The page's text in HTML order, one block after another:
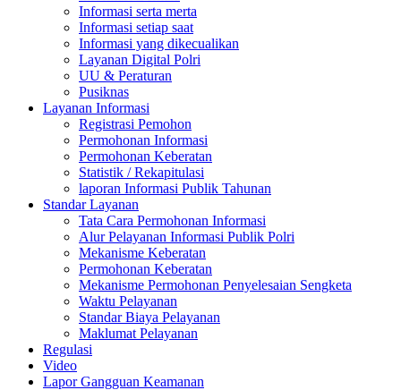
Informasi serta merta
Informasi setiap saat
Informasi yang dikecualikan
Layanan Digital Polri
UU & Peraturan
Pusiknas
Layanan Informasi
Registrasi Pemohon
Permohonan Informasi
Permohonan Keberatan
Statistik / Rekapitulasi
laporan Informasi Publik Tahunan
Standar Layanan
Tata Cara Permohonan Informasi
Alur Pelayanan Informasi Publik Polri
Mekanisme Keberatan
Permohonan Keberatan
Mekanisme Permohonan Penyelesaian Sengketa
Waktu Pelayanan
Standar Biaya Pelayanan
Maklumat Pelayanan
Regulasi
Video
Lapor Gangguan Keamanan